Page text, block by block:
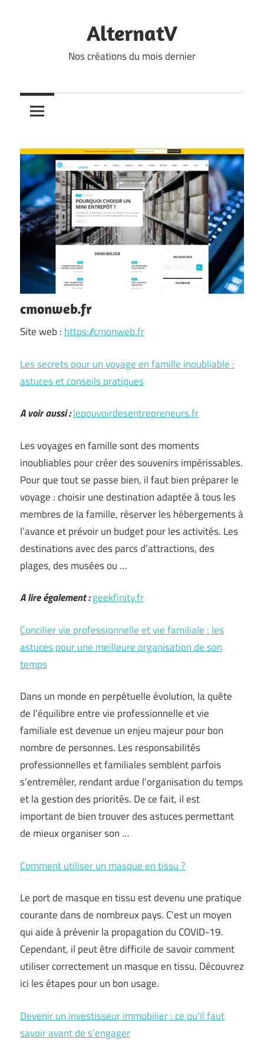
AlternatV
Nos créations du mois dernier
cmonweb.fr
Site web : https://cmonweb.fr
Les secrets pour un voyage en famille inoubliable :
astuces et conseils pratiques
A voir aussi :lepouvoirdesentrepreneurs.fr
Les voyages en famille sont des moments
inoubliables pour créer des souvenirs impérissables.
Pour que tout se passe bien, il faut bien préparer le
voyage : choisir une destination adaptée à tous les
membres de la famille, réserver les hébergements à
l’avance et prévoir un budget pour les activités. Les
destinations avec des parcs d’attractions, des
plages, des musées ou …
A lire également :geekfinity.fr
Concilier vie professionnelle et vie familiale : les
astuces pour une meilleure organisation de son
temps
Dans un monde en perpétuelle évolution, la quête
de l’équilibre entre vie professionnelle et vie
familiale est devenue un enjeu majeur pour bon
nombre de personnes. Les responsabilités
professionnelles et familiales semblent parfois
s’entremêler, rendant ardue l’organisation du temps
et la gestion des priorités. De ce fait, il est
important de bien trouver des astuces permettant
de mieux organiser son …
Comment utiliser un masque en tissu ?
Le port de masque en tissu est devenu une pratique
courante dans de nombreux pays. C’est un moyen
qui aide à prévenir la propagation du COVID-19.
Cependant, il peut être difficile de savoir comment
utiliser correctement un masque en tissu. Découvrez
ici les étapes pour un bon usage.
Devenir un investisseur immobilier : ce qu’il faut
savoir avant de s’engager